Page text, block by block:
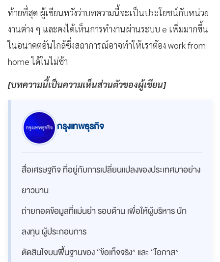
ท้ายที่สุด ผู้เขียนหวังว่าบทความนี้จะเป็นประโยชน์กับหน่วย
งานต่าง ๆ และคงได้เห็นการทำงานผ่านระบบ e เพิ่มมากขึ้น
ในอนาคตอันใกล้ซึ่งสถาการณ์อาจทำให้เราต้อง work from
home ได้ในไม่ช้า
[บทความนี้เป็นความเห็นส่วนตัวของผู้เขียน]
กรุงเทพธุรกิจ
สื่อเศรษฐกิจ ที่อยู่กับการเปลี่ยนแปลงของประเทศมาอย่าง
ยาวนาน
ถ่ายทอดข้อมูลที่แม่นยำ รอบด้าน เพื่อให้ผู้บริหาร นัก
ลงทุน ผู้ประกอบการ
ตัดสินใจบนพื้นฐานของ “ข้อเท็จจริง” และ “โอกาส”